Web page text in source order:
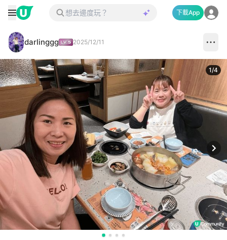
下載App
darlinggg 2025/12/11
1/4